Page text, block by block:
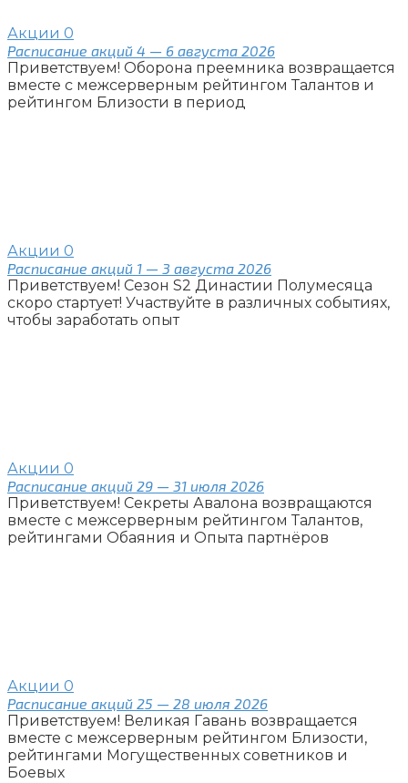
Акции 0
Расписание акций 4 — 6 августа 2026
Приветствуем! Оборона преемника возвращается
вместе с межсерверным рейтингом Талантов и
рейтингом Близости в период
Акции 0
Расписание акций 1 — 3 августа 2026
Приветствуем! Сезон S2 Династии Полумесяца
скоро стартует! Участвуйте в различных событиях,
чтобы заработать опыт
Акции 0
Расписание акций 29 — 31 июля 2026
Приветствуем! Секреты Авалона возвращаются
вместе с межсерверным рейтингом Талантов,
рейтингами Обаяния и Опыта партнёров
Акции 0
Расписание акций 25 — 28 июля 2026
Приветствуем! Великая Гавань возвращается
вместе с межсерверным рейтингом Близости,
рейтингами Могущественных советников и
Боевых